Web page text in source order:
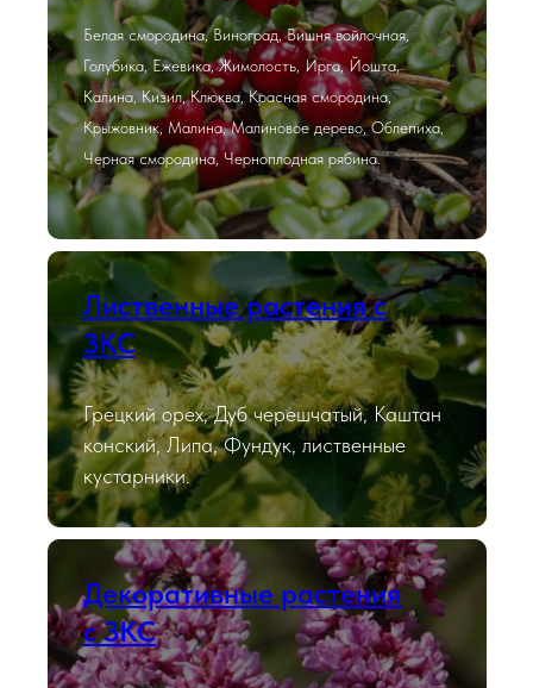
Белая смородина, Виноград, Вишня войлочная,
Голубика, Ежевика, Жимолость, Ирга, Йошта,
Калина, Кизил, Клюква, Красная смородина,
Крыжовник, Малина, Малиновое дерево, Облепиха,
Черная смородина, Черноплодная рябина.
Лиственные растения с
ЗКС
Грецкий орех, Дуб черешчатый, Каштан
конский, Липа, Фундук, лиственные
кустарники.
Декоративные растения
с ЗКС